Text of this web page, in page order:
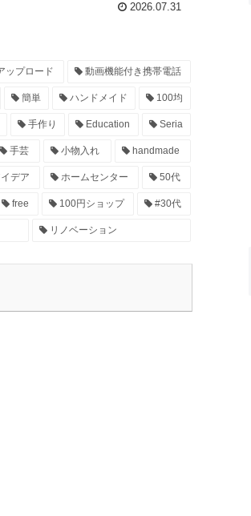
2026.07.31
ップロード 動画機能付き携帯電話
簡単 ハンドメイド 100均
手作り Education Seria
手芸 小物入れ handmade
デア ホームセンター 50代
free 100円ショップ #30代
リノベーション